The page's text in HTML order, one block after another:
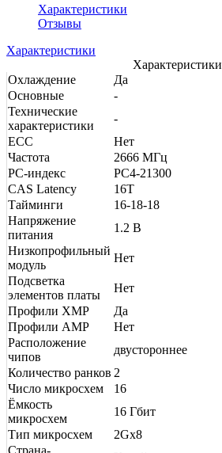
Характеристики
Отзывы
Характеристики
Характеристики
Охлаждение
Да
Основные
-
Технические
характеристики
-
ECC
Нет
Частота
2666 МГц
PC-индекс
PC4-21300
CAS Latency
16T
Тайминги
16-18-18
Напряжение
питания
1.2 В
Низкопрофильный
модуль
Нет
Подсветка
элементов платы
Нет
Профили XMP
Да
Профили AMP
Нет
Расположение
чипов
двустороннее
Количество ранков 2
Число микросхем
16
Ёмкость
микросхем
16 Гбит
Тип микросхем
2Gx8
Страна-